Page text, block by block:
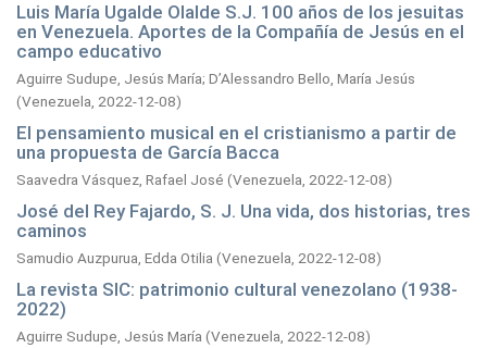
Luis María Ugalde Olalde S.J. 100 años de los jesuitas
en Venezuela. Aportes de la Compañía de Jesús en el
campo educativo
Aguirre Sudupe, Jesús María; D’Alessandro Bello, María Jesús
(Venezuela, 2022-12-08)
El pensamiento musical en el cristianismo a partir de
una propuesta de García Bacca
Saavedra Vásquez, Rafael José (Venezuela, 2022-12-08)
José del Rey Fajardo, S. J. Una vida, dos historias, tres
caminos
Samudio Auzpurua, Edda Otilia (Venezuela, 2022-12-08)
La revista SIC: patrimonio cultural venezolano (1938-
2022)
Aguirre Sudupe, Jesús María (Venezuela, 2022-12-08)